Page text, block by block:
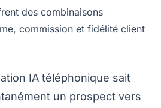
des combinaisons
commission et fidélité client
IA téléphonique sait
un prospect vers